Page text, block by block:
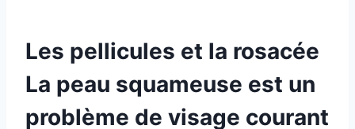
Les pellicules et la rosacée
La peau squameuse est un
problème de visage courant